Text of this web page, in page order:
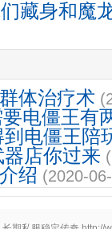
藏身和魔
体治疗术
电僵王有
电僵王陪
店你过来
绍 (2020-